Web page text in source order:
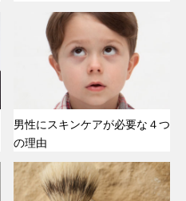
男性にスキンケアが必要な４つ
の理由